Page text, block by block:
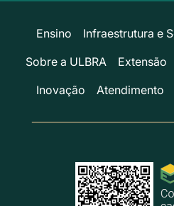
Ensino Infraestrutura e
Sobre a ULBRA
Extensão
Inovação
Atendimento